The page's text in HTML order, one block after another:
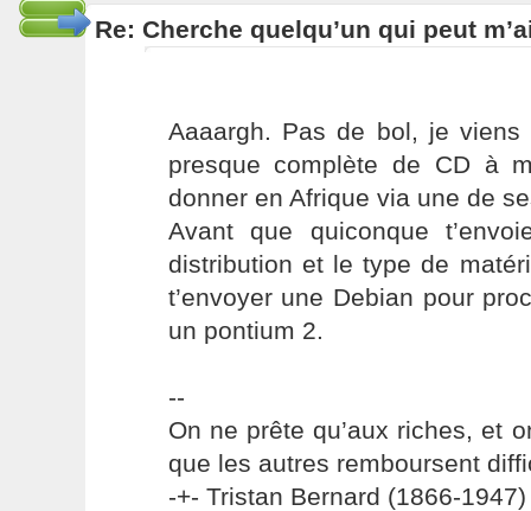
Re: Cherche quelqu’un qui peut
Aaaargh. Pas de bol, je
presque complète de CD à
donner en Afrique via une de
Avant que quiconque
distribution et le type de
t’envoyer une Debian pour
un pontium 2.
--
On ne prête qu’aux riches, et
que les autres remboursent
-+- Tristan Bernard (1866-1947)